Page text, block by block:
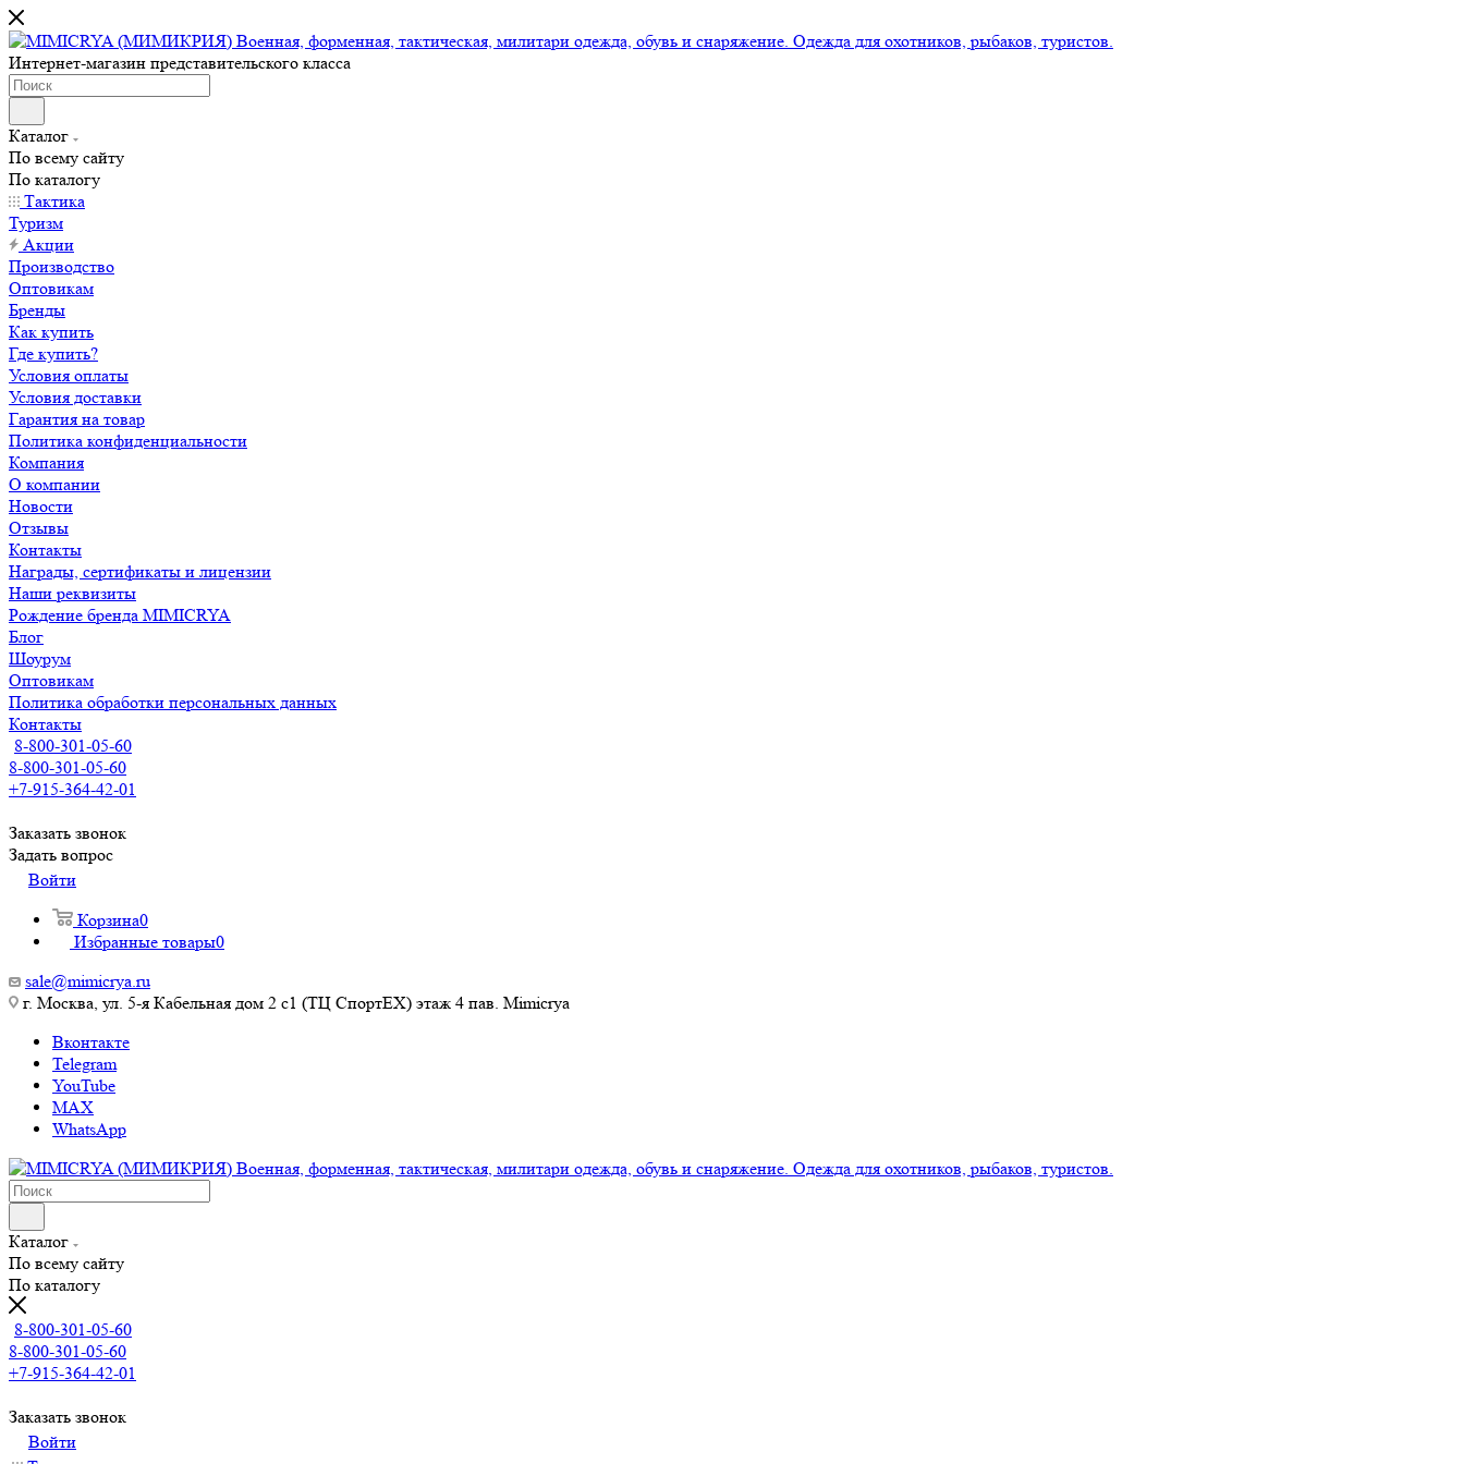
Интернет-магазин представительского класса
Каталог
По всему сайту
По каталогу
Тактика
Туризм
Акции
Производство
Оптовикам
Бренды
Как купить
Где купить?
Условия оплаты
Условия доставки
Гарантия на товар
Политика конфиденциальности
Компания
О компании
Новости
Отзывы
Контакты
Награды, сертификаты и лицензии
Наши реквизиты
Рождение бренда MIMICRYA
Блог
Шоурум
Оптовикам
Политика обработки персональных данных
Контакты
8-800-301-05-60
8-800-301-05-60
+7-915-364-42-01
Заказать звонок
Задать вопрос
Войти
Корзина0
Избранные товары0
sale@mimicrya.ru
г. Москва, ул. 5-я Кабельная дом 2 с1 (ТЦ СпортEX) этаж 4 пав. Mimicrya
Вконтакте
Telegram
YouTube
MAX
WhatsApp
Каталог
По всему сайту
По каталогу
8-800-301-05-60
8-800-301-05-60
+7-915-364-42-01
Заказать звонок
Войти